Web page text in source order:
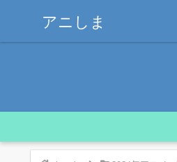
アニしま